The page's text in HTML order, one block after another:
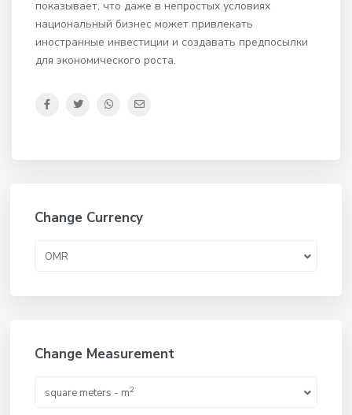
показывает, что даже в непростых условиях
национальный бизнес может привлекать
иностранные инвестиции и создавать предпосылки
для экономического роста.
Change Currency
OMR
Change Measurement
square meters - m2